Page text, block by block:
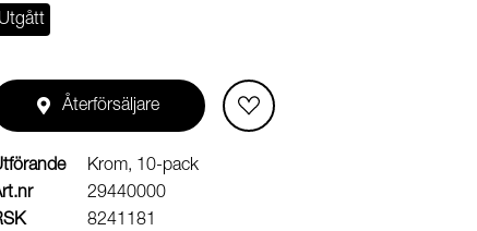
Utgått
Återförsäljare
Krom, 10-pack
29440000
8241181